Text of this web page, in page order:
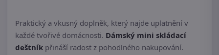
Praktický a vkusný doplněk, který najde uplatnění v
každé tvořivé domácnosti. Dámský mini skládací
deštník přináší radost z pohodlného nakupování.